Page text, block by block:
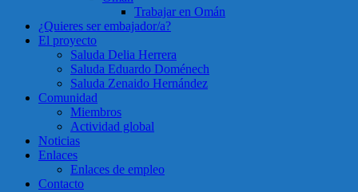
Trabajar en Omán
¿Quieres ser embajador/a?
El proyecto
Saluda Delia Herrera
Saluda Eduardo Doménech
Saluda Zenaido Hernández
Comunidad
Miembros
Actividad global
Noticias
Enlaces
Enlaces de empleo
Contacto